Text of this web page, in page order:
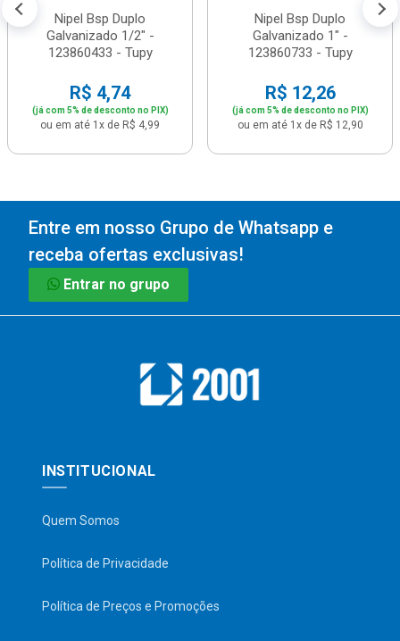
Nipel Bsp Duplo
Galvanizado 1/2" -
123860433 - Tupy
R$ 4,74
(já com 5% de desconto no PIX)
ou em até 1x de R$ 4,99
Nipel Bsp Duplo
Galvanizado 1" -
123860733 - Tupy
R$ 12,26
(já com 5% de desconto no PIX)
ou em até 1x de R$ 12,90
Entre em nosso Grupo de Whatsapp e
receba ofertas exclusivas!
Entrar no grupo
INSTITUCIONAL
Quem Somos
Política de Privacidade
Política de Preços e Promoções